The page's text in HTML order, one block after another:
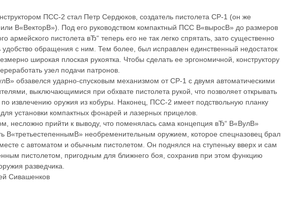
ПСС-2 стал Петр Сердюков, создатель пистолета СР-1 (он же
В«ВекторВ»). Под его руководством компактный ПСС В«выросВ» до размеров
армейского пистолета вЂ“ теперь его не так легко спрятать, зато существенно
удобство обращения с ним. Тем более, был исправлен единственный недостаток
широкая плоская рукоятка. Чтобы сделать ее эргономичной, конструктору
узел подачи патронов.
обзавелся ударно-спусковым механизмом от СР-1 с двумя автоматическими
выключающимися при обхвате пистолета рукой, что позволяет открывать
по извлечению оружия из кобуры. Наконец, ПСС-2 имеет подствольную планку
установки компактных фонарей и лазерных прицелов.
несложно прийти к выводу, что поменялась сама концепция вЂ“ В«ВулВ»
В«третьестепеннымВ» необременительным оружием, которое спецназовец брал
с автоматом и обычным пистолетом. Он поднялся на ступеньку вверх и сам
пистолетом, пригодным для ближнего боя, сохранив при этом функцию
разведчика.
Сивашенков